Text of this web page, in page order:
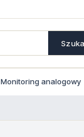
Monitoring analogowy